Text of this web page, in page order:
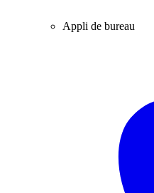
Appli de bureau